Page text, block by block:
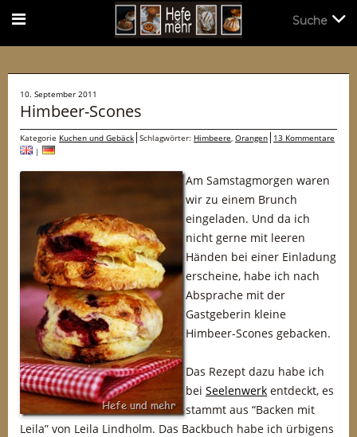
10. September 2011
Himbeer-Scones
Kategorie Kuchen und Gebäck Schlagwörter: Himbeere, Orangen 13 Kommentare
|
Am Samstagmorgen waren
wir zu einem Brunch
eingeladen. Und da ich
nicht gerne mit leeren
Händen bei einer Einladung
erscheine, habe ich nach
Absprache mit der
Gastgeberin kleine
Himbeer-Scones gebacken.
Das Rezept dazu habe ich
bei Seelenwerk entdeckt, es
stammt aus “Backen mit
Leila” von Leila Lindholm. Das Backbuch habe ich ürbigens
Suche
Suche